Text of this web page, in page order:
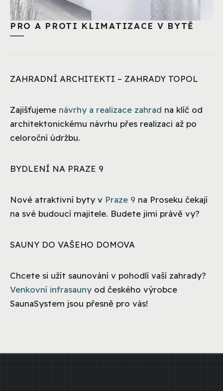
PRO A PROTI KLIMATIZACE V BYTĚ
ZAHRADNÍ ARCHITEKTI – ZAHRADY TOPOL
Zajišťujeme návrhy a realizace zahrad na klíč od
architektonickému návrhu přes realizaci až po
celoroční údržbu.
BYDLENÍ NA PRAZE 9
Nové atraktivní byty v Praze 9 na Proseku čekají
na své budoucí majitele. Budete jimi právě vy?
SAUNY DO VAŠEHO DOMOVA
Chcete si užít saunování v pohodlí vaší zahrady?
Venkovní infrasauny od českého výrobce
SaunaSystem jsou přesně pro vás!